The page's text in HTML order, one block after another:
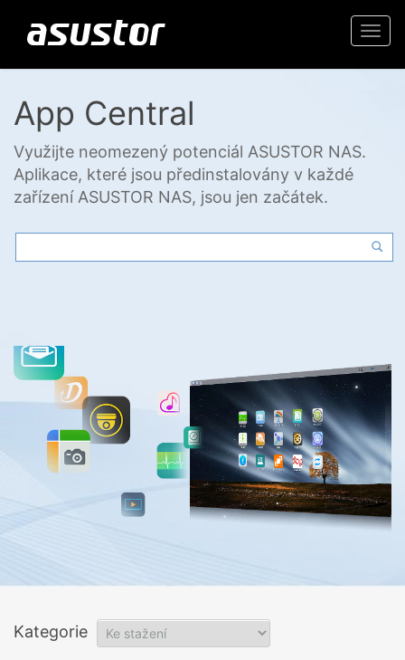
App Central
Využijte neomezený potenciál ASUSTOR NAS.
Aplikace, které jsou předinstalovány v každé
zařízení ASUSTOR NAS, jsou jen začátek.
Kategorie